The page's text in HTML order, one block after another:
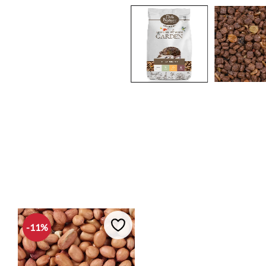
11% Lägg till i favoriter